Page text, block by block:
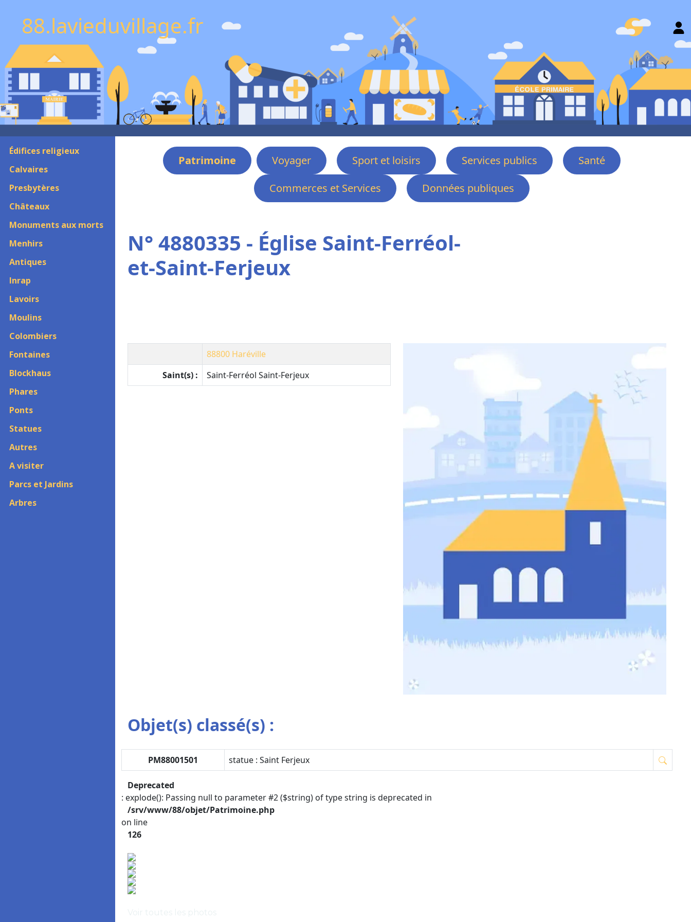
88.lavieduvillage.fr
Édifices religieux
Calvaires
Presbytères
Châteaux
Monuments aux morts
Menhirs
Antiques
Inrap
Lavoirs
Moulins
Colombiers
Fontaines
Blockhaus
Phares
Ponts
Statues
Autres
A visiter
Parcs et Jardins
Arbres
Patrimoine Voyager Sport et loisirs Services publics
Santé
Commerces et Services
Données publiques
N° 4880335 - Église Saint-Ferréol-
et-Saint-Ferjeux
88800 Haréville
Saint(s) :
Saint-Ferréol Saint-Ferjeux
Objet(s) classé(s) :
PM88001501 statue : Saint Ferjeux
Deprecated
: explode(): Passing null to parameter #2 ($string) of type string is deprecated in
/srv/www/88/objet/Patrimoine.php
on line
126